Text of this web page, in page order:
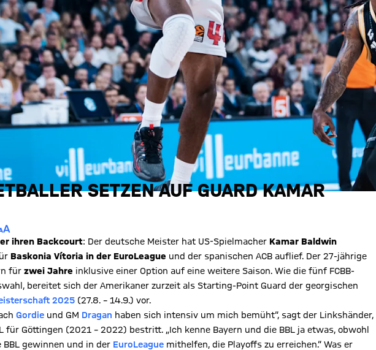
SETZEN AUF GUARD KAMAR
ihren Backcourt: Der deutsche Meister hat US-Spielmacher Kamar Baldwin
Baskonia Vítoria in der EuroLeague und der spanischen ACB auflief. Der 27-jährige
für zwei Jahre inklusive einer Option auf eine weitere Saison. Wie die fünf FCBB-
bereitet sich der Amerikaner zurzeit als Starting-Point Guard der georgischen
2025 (27.8. – 14.9.) vor.
Gordie und GM Dragan haben sich intensiv um mich bemüht“, sagt der Linkshänder,
für Göttingen (2021 – 2022) bestritt. „Ich kenne Bayern und die BBL ja etwas, obwohl
gewinnen und in der EuroLeague mithelfen, die Playoffs zu erreichen.“ Was er